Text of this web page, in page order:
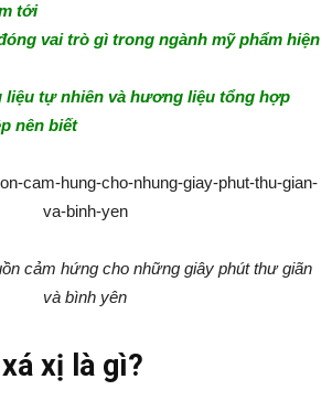
tới
vai trò gì trong ngành mỹ phẩm hiện
liệu tự nhiên và hương liệu tổng hợp
nên biết
cảm hứng cho những giây phút thư giãn
và bình yên
xị là gì?